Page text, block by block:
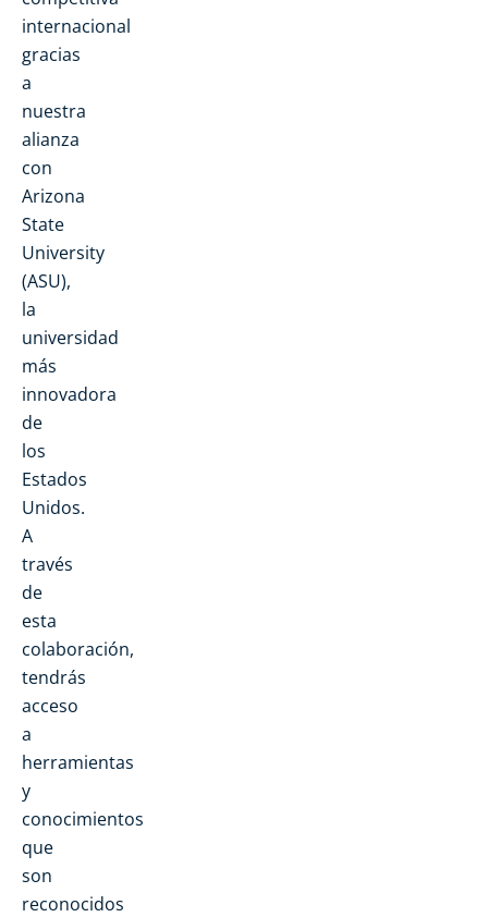
internacional
gracias
a
nuestra
alianza
con
Arizona
State
University
(ASU),
la
universidad
más
innovadora
de
los
Estados
Unidos.
A
través
de
esta
colaboración,
tendrás
acceso
a
herramientas
y
conocimientos
que
son
reconocidos